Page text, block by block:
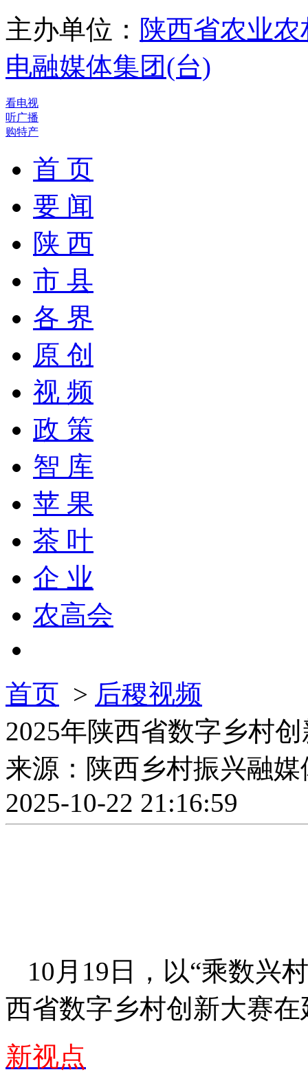
主办单位： 陕西省农业
电融媒体集团(台)
看电视
听广播
购特产
首 页
要 闻
陕 西
市 县
各 界
原 创
视 频
政 策
智 库
苹 果
茶 叶
企 业
农高会
首页 > 后稷视频
2025年陕西省数字乡村
来源：陕西乡村振兴融媒
2025-10-22 21:16:59
10月19日，以“乘数兴
西省数字乡村创新大赛
新视点